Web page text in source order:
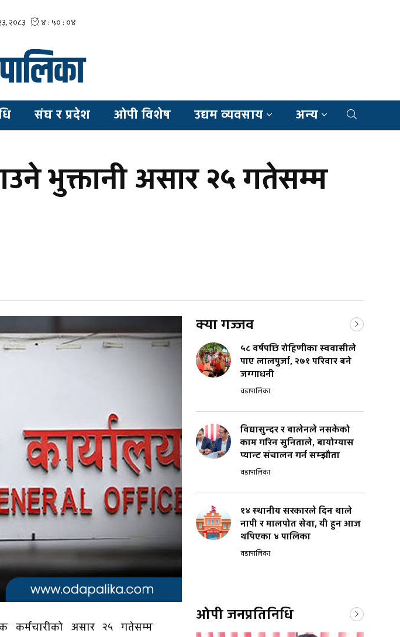
संघ र प्रदेश ओपी विशेष उद्यम व्यवसाय अन्य
भुक्तानी असार २५ गतेसम्म
कर्मचारीको असार २५ गतेसम्म
क्या गज्जव
५८ वर्षपछि रोहिणीका स्ववासीले
पाए लालपुर्जा, २७१ परिवार बने
जग्गाधनी
वडापालिका
विद्यासुन्दर र बालेनले नसकेको
काम गरिन सुनिताले, बायोग्यास
प्यान्ट संचालन गर्न सम्झौता
वडापालिका
१४ स्थानीय सरकारले दिन थाले
नापी र मालपोत सेवा, यी हुन आज
थपिएका ४ पालिका
वडापालिका
ओपी जनप्रतिनिधि